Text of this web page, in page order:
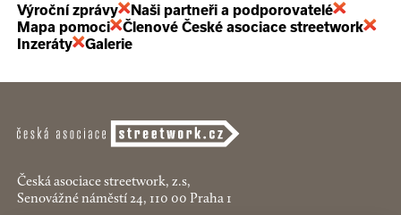
Výroční zprávy
Naši partneři a podporovatelé
Mapa pomoci
Členové České asociace streetwork
Inzeráty
Galerie
Česká asociace streetwork, z.s,
Senovážné náměstí 24, 110 00 Praha 1